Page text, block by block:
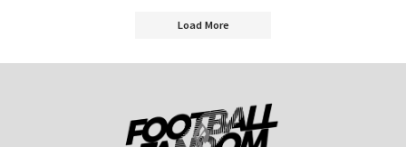
Load More